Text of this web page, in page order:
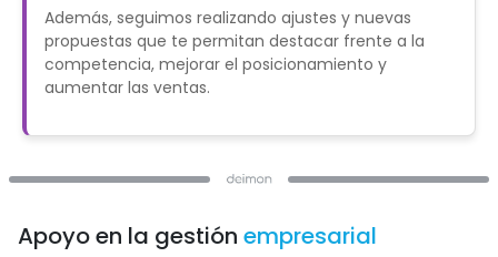
Además, seguimos realizando ajustes y nuevas
propuestas que te permitan destacar frente a la
competencia, mejorar el posicionamiento y
aumentar las ventas.
Apoyo en la gestión empresarial